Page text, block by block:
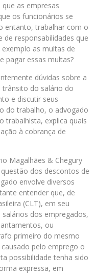
as empresas
os funcionários se
entanto, trabalhar com o
de responsabilidades que
as multas de
pagar essas multas?
dúvidas sobre a
trânsito do salário do
e discutir seus
do trabalho, o advogado
trabalhista, explica quais
à cobrança de
Magalhães & Chegury
dos descontos de
envolve diversos
entender que, de
(CLT), em seu
dos empregados,
ou
primeiro do mesmo
pelo emprego o
possibilidade tenha sido
expressa, em